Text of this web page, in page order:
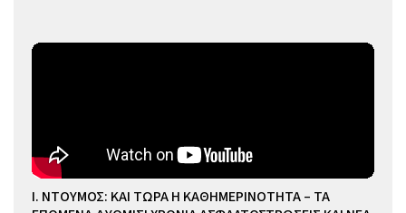
Ι. ΝΤΟΥΜΟΣ: ΚΑΙ ΤΩΡΑ Η ΚΑΘΗΜΕΡΙΝΟΤΗΤΑ – ΤΑ